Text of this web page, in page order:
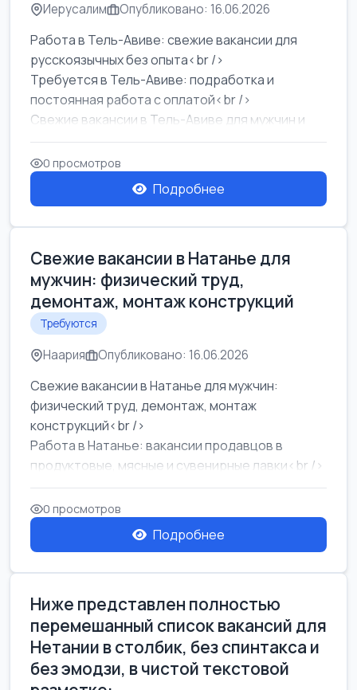
Иерусалим Опубликовано: 16.06.2026
Работа в Тель-Авиве: свежие вакансии для
русскоязычных без опыта<br />
Требуется в Тель-Авиве: подработка и
постоянная работа с оплатой<br />
Свежие вакансии в Тель-Авиве для мужчин и
женщин от хозя...
0 просмотров
Подробнее
Свежие вакансии в Натанье для
мужчин: физический труд,
демонтаж, монтаж конструкций
Требуются
Наария Опубликовано: 16.06.2026
Свежие вакансии в Натанье для мужчин:
физический труд, демонтаж, монтаж
конструкций<br />
Работа в Натанье: вакансии продавцов в
продуктовые, мясные и сувенирные лавки<br />
Разнорабочий на сборку м...
0 просмотров
Подробнее
Ниже представлен полностью
перемешанный список вакансий для
Нетании в столбик, без спинтакса и
без эмодзи, в чистой текстовой